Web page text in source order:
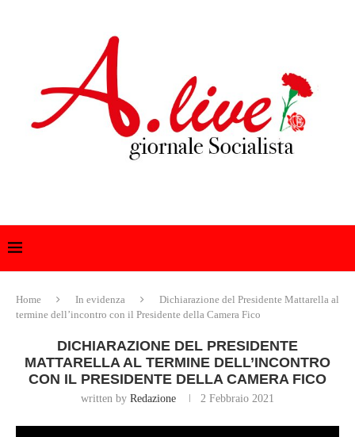
Home In evidenza
Dichiarazione del Presidente Mattarella al
termine dell’incontro con il Presidente della Camera Fico
DICHIARAZIONE DEL PRESIDENTE
MATTARELLA AL TERMINE DELL’INCONTRO
CON IL PRESIDENTE DELLA CAMERA FICO
written by Redazione 2 Febbraio 2021